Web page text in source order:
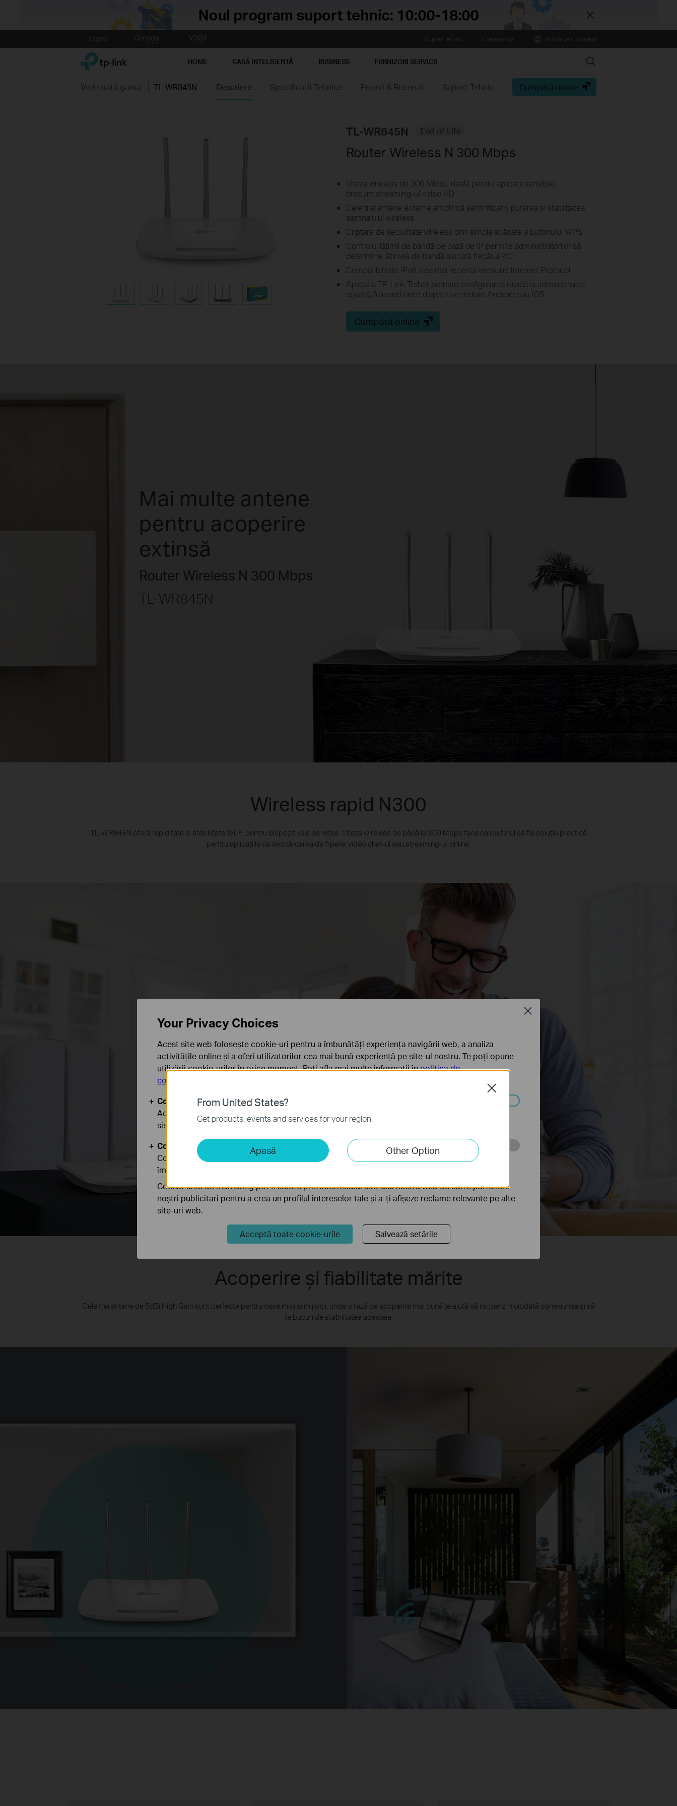
Close
to
TP-Link, Reliably Smart HOME CASĂ INTELIGENTĂ BUSINESS FURNIZORI SERVICII Search
Vezi toată gama TL-WR845N Descriere Specificaţii Tehnice Premii & Recenzii Suport Tehnic Cumpără online
TL-WR845N End of Life
Router Wireless N 300 Mbps
Viteză wireless de 300 Mbps, ideală pentru aplicaţii sensibile,
precum streaming-ul video HD
Cele trei antene externe amplifică semnificativ puterea şi stabilitatea
semnalului wireless
Criptare de securitate wireless prin simpla apăsare a butonului WPS
Controlul lăţimii de bandă pe bază de IP permite administratorilor să
determine lăţimea de bandă alocată fiecărui PC
Compatibilitate IPv6, cea mai recentă versiune Internet Protocol
Aplicația TP-Link Tether permite configurarea rapidă și administrarea
ușoară, folosind orice dispozitive mobile Android sau IOS
Cumpără online
Mai multe antene
pentru acoperire
extinsă
Router Wireless N 300 Mbps
TL-WR845N
Wireless rapid N300
TL-WR845N oferă rapiditate și stabilitate Wi-Fi pentru dispozitivele de rețea. Viteza wireless de până la 300 Mbps face ca routerul să fie soluția practică
pentru aplicațiile ca descărcarea de fișiere, video chat-ul sau streaming-ul online.
Acoperire și fiabilitate mărite
Cele trei antene de 5dBi High Gain sunt perfecte pentru case mici și mijlocii, unde o rază de acoperire mai bună te ajută să nu pierzi niciodată conexiunea și să
te bucuri de stabilitatea acesteia.
From United States?
Get products, events and services for your region.
Apasă Other Option
Close
Your Privacy Choices
Acest site web folosește cookie-uri pentru a îmbunătăți experiența navigării web, a analiza
activitățile online și a oferi utilizatorilor cea mai bună experiență pe site-ul nostru. Te poți opune
utilizării cookie-urilor în orice moment. Poți afla mai multe informații înpolitica de
confidențialitate
Cookie-uri de bază
Aceste cookie-uri sunt necesare pentru funcționarea site-ului web și nu pot fi dezactivate în
sistemele tale
Cookie-uri de analiză și marketing
Cookie-urile de analiză ne permit să analizăm activitățile tale de pe site-ul nostru web a
îmbunătăți și ajusta funcționalitatea site-ului.
Cookie-urile de marketing pot fi setate prin intermediul site-ului nostru web de către partenerii
noștri publicitari pentru a crea un profilul intereselor tale și a-ți afișeze reclame relevante pe alte
site-uri web.
Acceptă toate cookie-urile Salvează setările
Close